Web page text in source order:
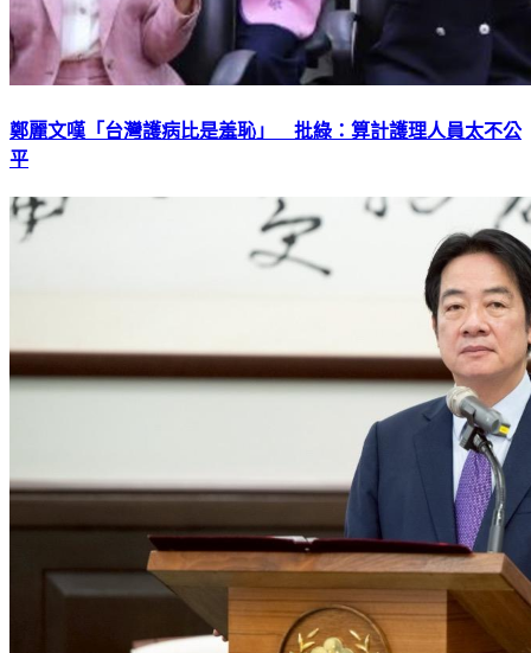
鄭麗文嘆「台灣護病比是羞恥」 批綠：算計護理人員太不公
平